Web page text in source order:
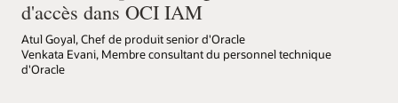
d'accès dans OCI IAM
Atul Goyal, Chef de produit senior d'Oracle
Venkata Evani, Membre consultant du personnel technique
d'Oracle